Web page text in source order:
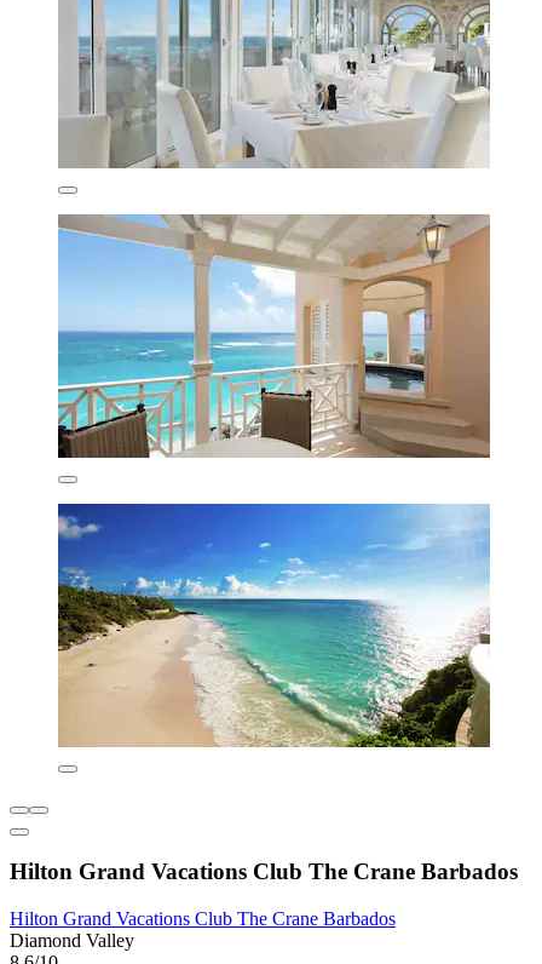
Hilton Grand Vacations Club The Crane Barbados
Hilton Grand Vacations Club The Crane Barbados
Diamond Valley